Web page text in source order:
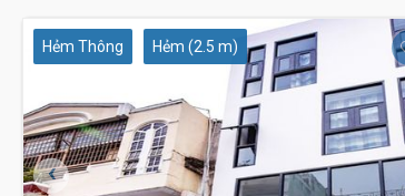
Hẻm Thông Hẻm (2.5 m)